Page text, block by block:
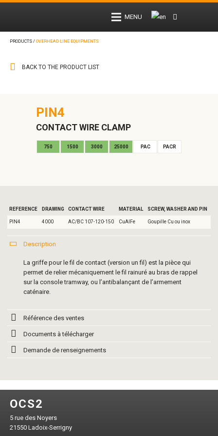
MENU
PRODUCTS / OVERHEAD LINE EQUIPMENTS
BACK TO THE PRODUCT LIST
PIN4
CONTACT WIRE CLAMP
750 1500 3000 25000 PAC PACR
REFERENCE DRAWING CONTACT WIRE MATERIAL SCREW, WASHER AND PIN
PIN4 4000 AC/BC 107-120-150 CuAlFe Goupille Cu ou inox
Description
La griffe pour le fil de contact (version un fil) est la pièce qui
permet de relier mécaniquement le fil rainuré au bras de rappel
sur la console tramway, ou l’antibalançant de l’armement
caténaire.
Référence des ventes
Documents à télécharger
Demande de renseignements
OCS2
5 rue des Noyers
21550 Ladoix-Serrigny